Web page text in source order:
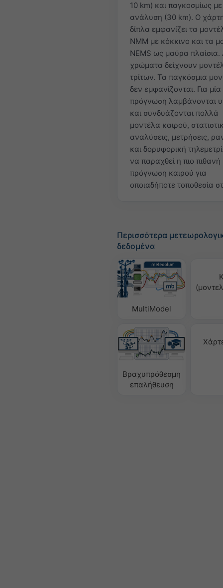
10 km) και παγκοσμίως με
ανάλυση (30 km). Ο
δίπλα εμφανίζει τα
NMM με κόκκινο και τα
NEMS ως μαύρα
χρώματα δείχνουν
τρίτων. Τα παγκόσμια
δεν εμφανίζονται. Για
πρόγνωση λαμβάνονται
και συνδυάζονται πολλά
μοντέλα καιρού,
αναλύσεις, μετρήσεις,
και δορυφορική
να παραχθεί η πιο πιθανή
πρόγνωση καιρού για
οποιαδήποτε τοποθεσία
Περισσότερα
δεδομένα
MultiModel
Βραχυπρόθεσμη
επαλήθευση